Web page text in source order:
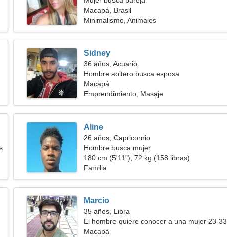
Macapá, Brasil
Minimalismo, Animales
Sidney
36 años, Acuario
Hombre soltero busca esposa
Macapá
Emprendimiento, Masaje
Aline
26 años, Capricornio
Hombre busca mujer
180 cm (5'11"), 72 kg (158 libras)
Familia
Marcio
35 años, Libra
El hombre quiere conocer a una mujer 23-33
Macapá